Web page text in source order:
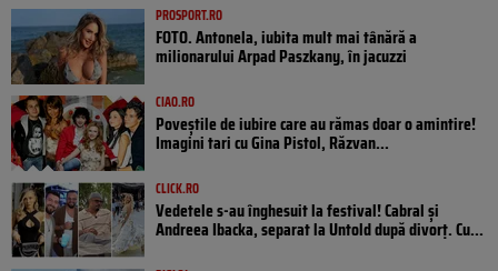
PROSPORT.RO
FOTO. Antonela, iubita mult mai tânără a
milionarului Arpad Paszkany, în jacuzzi
CIAO.RO
Poveştile de iubire care au rămas doar o amintire!
Imagini tari cu Gina Pistol, Răzvan...
CLICK.RO
Vedetele s-au înghesuit la festival! Cabral și
Andreea Ibacka, separat la Untold după divorț. Cu...